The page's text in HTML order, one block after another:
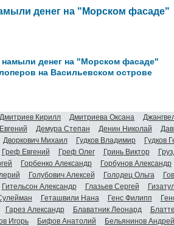
денег на "Морском фасаде"
денег на "Морском фасаде"
на Васильевском острове
Дмитриев Кирилл Дмитриева Оксана
Демура Степан Денин Николай
Дворкович Михаил Гудков Владимир Гудков
Греф Евгений Греф Олег Гринь Виктор
Горбенко Александр Горбунов Александр
Голубович Алексей Голодец Ольга
Гительсон Александр Глазьев Сергей
Геташвили Нана Генс Филипп
Гарез Александр Блаватник Леонард
Игорь Бифов Анатолий Бельянинов Андрей